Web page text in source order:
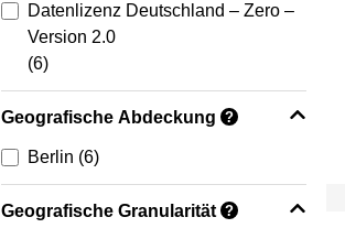
Datenlizenz Deutschland – Zero –
Version 2.0
(6)
Geografische Abdeckung ?
Berlin (6)
Geografische Granularität ?